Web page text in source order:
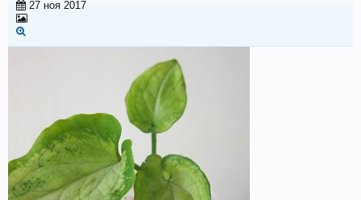
27 ноя 2017